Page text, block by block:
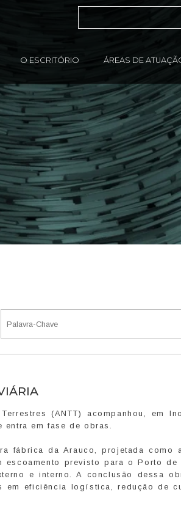
O ESCRITÓRIO ÁREAS DE
(ANTT) acompanhou, em
entra em fase de obras.
fábrica da Arauco, projetada como
previsto para o Porto de
e interno. A conclusão dessa
em eficiência logística, redução de